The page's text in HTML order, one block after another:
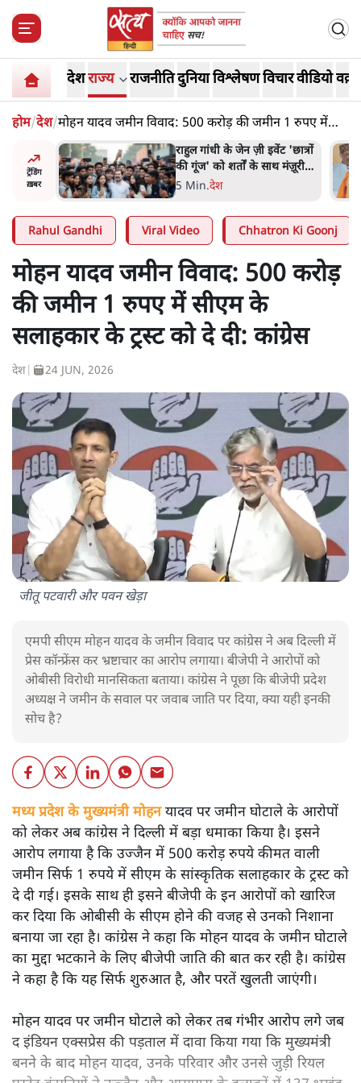
देशराज्य राजनीतिदुनियाविश्लेषणविचारवीडियो
होम/देश/मोहन यादव जमीन विवाद: 500 करोड़ की जमीन 1 रुपए में
सीएम के सलाहकार के ट्रस्ट को दे दी: कांग्रेस
ट्रेंडिंग
ख़बर
राहुल गांधी के जेन ज़ी इवेंट 'छात्रों
की गूंज' को शर्तों के साथ मंज़ूरी
देना पड़ा
5 Min.देश
Rahul Gandhi Viral Video Chhatron Ki Goonj
मोहन यादव जमीन विवाद: 500 करोड़
की जमीन 1 रुपए में सीएम के
सलाहकार के ट्रस्ट को दे दी: कांग्रेस
देश 24 JUN, 2026
जीतू पटवारी और पवन खेड़ा
एमपी सीएम मोहन यादव के जमीन विवाद पर कांग्रेस ने अब दिल्ली में
प्रेस कॉन्फ्रेंस कर भ्रष्टाचार का आरोप लगाया। बीजेपी ने आरोपों को
ओबीसी विरोधी मानसिकता बताया। कांग्रेस ने पूछा कि बीजेपी प्रदेश
अध्यक्ष ने जमीन के सवाल पर जवाब जाति पर दिया, क्या यही इनकी
सोच है?
मध्य प्रदेश के मुख्यमंत्री मोहनयादव पर जमीन घोटाले के आरोपों
को लेकर अब कांग्रेस ने दिल्ली में बड़ा धमाका किया है। इसने
आरोप लगाया है कि उज्जैन में 500 करोड़ रुपये कीमत वाली
जमीन सिर्फ 1 रुपये में सीएम के सांस्कृतिक सलाहकार के ट्रस्ट को
दे दी गई। इसके साथ ही इसने बीजेपी के इन आरोपों को खारिज
कर दिया कि ओबीसी के सीएम होने की वजह से उनको निशाना
बनाया जा रहा है। कांग्रेस ने कहा कि मोहन यादव के जमीन घोटाले
का मुद्दा भटकाने के लिए बीजेपी जाति की बात कर रही है। कांग्रेस
ने कहा है कि यह सिर्फ शुरुआत है, और परतें खुलती जाएंगी।
मोहन यादव पर जमीन घोटाले को लेकर तब गंभीर आरोप लगे जब
द इंडियन एक्सप्रेस की पड़ताल में दावा किया गया कि मुख्यमंत्री
बनने के बाद मोहन यादव, उनके परिवार और उनसे जुड़ी रियल